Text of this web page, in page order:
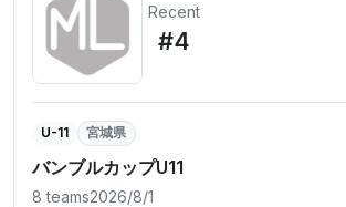
Recent
#4
U-11 宮城県
バンブルカップU11
8 teams2026/8/1